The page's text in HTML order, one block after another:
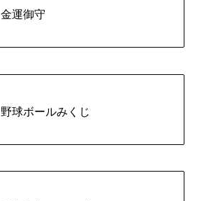
金運御守
野球ボールみくじ